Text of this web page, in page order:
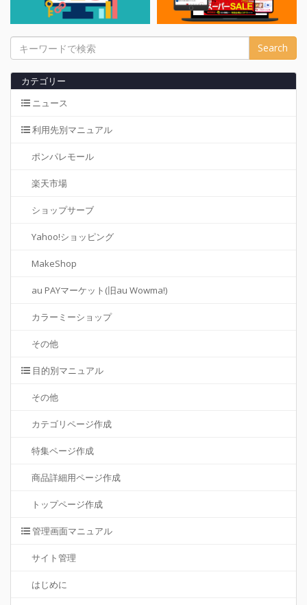
カテゴリー
ニュース
利用先別マニュアル
ポンパレモール
楽天市場
ショップサーブ
Yahoo!ショッピング
MakeShop
au PAYマーケット(旧au Wowma!)
カラーミーショップ
その他
目的別マニュアル
その他
カテゴリページ作成
特集ページ作成
商品詳細用ページ作成
トップページ作成
管理画面マニュアル
サイト管理
はじめに